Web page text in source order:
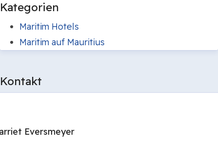
Kategorien
Maritim Hotels
Maritim auf Mauritius
Kontakt
Eversmeyer